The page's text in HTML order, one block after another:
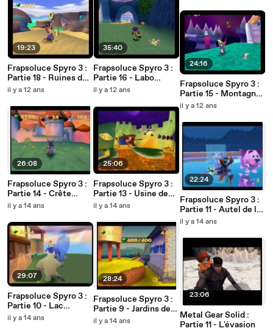
19:23
Frapsoluce Spyro 3 :
Partie 18 - Ruines du
désert
il y a 12 ans
26:08
Frapsoluce Spyro 3 :
Partie 14 - Crête
enchantée
il y a 14 ans
29:07
Frapsoluce Spyro 3 :
Partie 10 - Lac
crépusculaire
il y a 14 ans
35:40
Frapsoluce Spyro 3 :
Partie 16 - Labo
d'agent 9
il y a 12 ans
25:06
Frapsoluce Spyro 3 :
Partie 13 - Usine de
feux d'artificice
il y a 14 ans
28:24
Frapsoluce Spyro 3 :
Partie 9 - Jardins de
bambou
il y a 14 ans
24:16
Frapsoluce Spyro 3 :
Partie 15 - Montagne
de minuit
il y a 12 ans
22:24
Frapsoluce Spyro 3 :
Partie 11 - Autel de la
glace
il y a 14 ans
23:06
Metal Gear Solid :
Partie 11 - L'évasion